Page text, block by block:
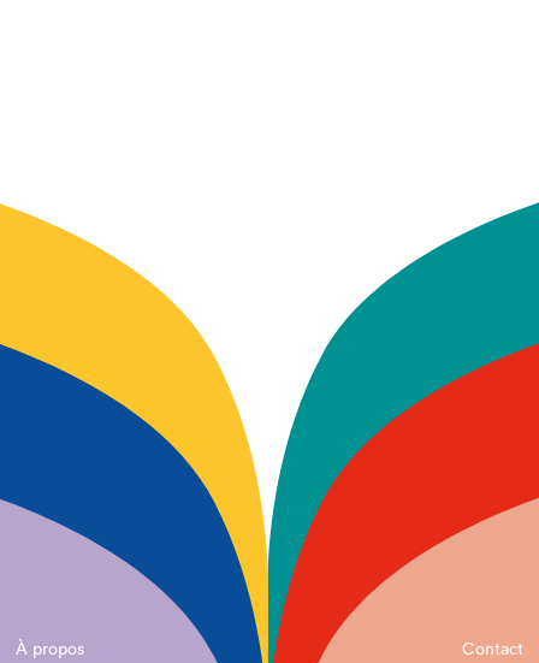
À propos
Contact